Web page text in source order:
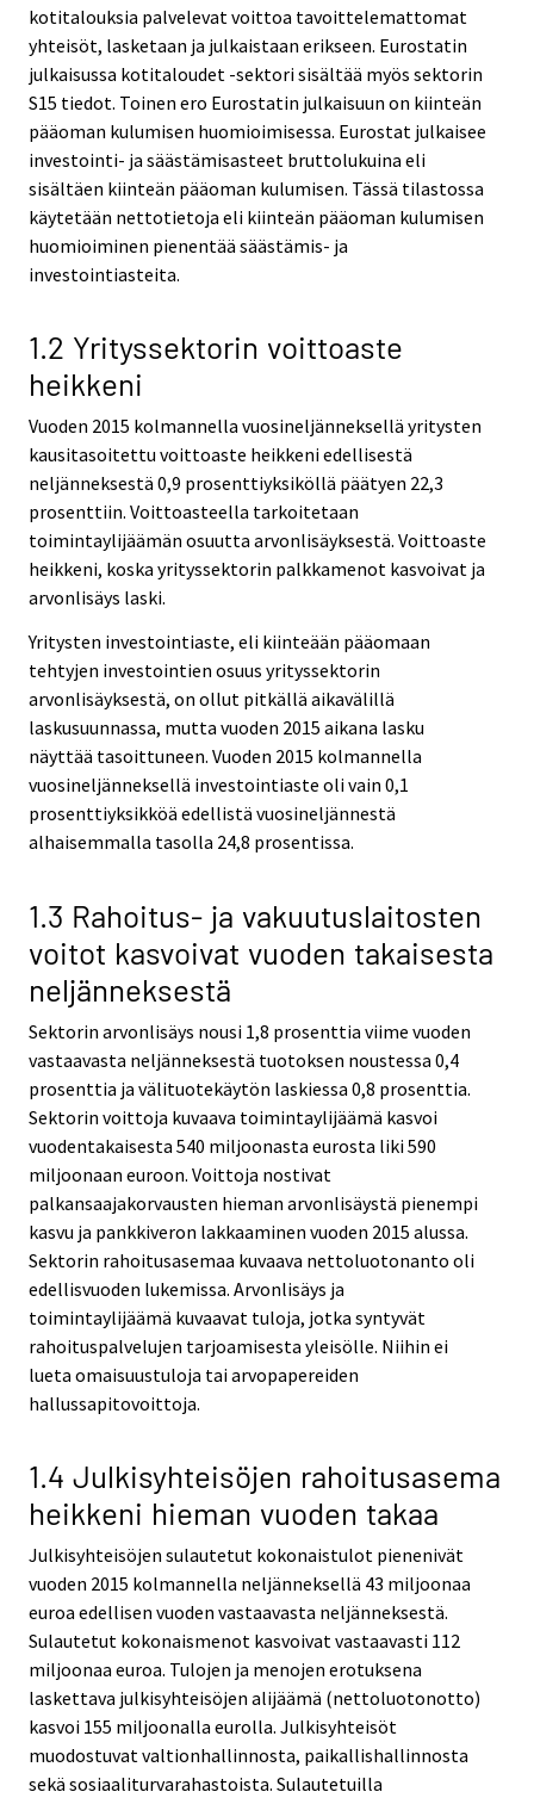
kotitalouksia palvelevat voittoa tavoittelemattomat
yhteisöt, lasketaan ja julkaistaan erikseen. Eurostatin
julkaisussa kotitaloudet -sektori sisältää myös sektorin
S15 tiedot. Toinen ero Eurostatin julkaisuun on kiinteän
pääoman kulumisen huomioimisessa. Eurostat julkaisee
investointi- ja säästämisasteet bruttolukuina eli
sisältäen kiinteän pääoman kulumisen. Tässä tilastossa
käytetään nettotietoja eli kiinteän pääoman kulumisen
huomioiminen pienentää säästämis- ja
investointiasteita.
1.2 Yrityssektorin voittoaste
heikkeni
Vuoden 2015 kolmannella vuosineljänneksellä yritysten
kausitasoitettu voittoaste heikkeni edellisestä
neljänneksestä 0,9 prosenttiyksiköllä päätyen 22,3
prosenttiin. Voittoasteella tarkoitetaan
toimintaylijäämän osuutta arvonlisäyksestä. Voittoaste
heikkeni, koska yrityssektorin palkkamenot kasvoivat ja
arvonlisäys laski.
Yritysten investointiaste, eli kiinteään pääomaan
tehtyjen investointien osuus yrityssektorin
arvonlisäyksestä, on ollut pitkällä aikavälillä
laskusuunnassa, mutta vuoden 2015 aikana lasku
näyttää tasoittuneen. Vuoden 2015 kolmannella
vuosineljänneksellä investointiaste oli vain 0,1
prosenttiyksikköä edellistä vuosineljännestä
alhaisemmalla tasolla 24,8 prosentissa.
1.3 Rahoitus- ja vakuutuslaitosten
voitot kasvoivat vuoden takaisesta
neljänneksestä
Sektorin arvonlisäys nousi 1,8 prosenttia viime vuoden
vastaavasta neljänneksestä tuotoksen noustessa 0,4
prosenttia ja välituotekäytön laskiessa 0,8 prosenttia.
Sektorin voittoja kuvaava toimintaylijäämä kasvoi
vuodentakaisesta 540 miljoonasta eurosta liki 590
miljoonaan euroon. Voittoja nostivat
palkansaajakorvausten hieman arvonlisäystä pienempi
kasvu ja pankkiveron lakkaaminen vuoden 2015 alussa.
Sektorin rahoitusasemaa kuvaava nettoluotonanto oli
edellisvuoden lukemissa. Arvonlisäys ja
toimintaylijäämä kuvaavat tuloja, jotka syntyvät
rahoituspalvelujen tarjoamisesta yleisölle. Niihin ei
lueta omaisuustuloja tai arvopapereiden
hallussapitovoittoja.
1.4 Julkisyhteisöjen rahoitusasema
heikkeni hieman vuoden takaa
Julkisyhteisöjen sulautetut kokonaistulot pienenivät
vuoden 2015 kolmannella neljänneksellä 43 miljoonaa
euroa edellisen vuoden vastaavasta neljänneksestä.
Sulautetut kokonaismenot kasvoivat vastaavasti 112
miljoonaa euroa. Tulojen ja menojen erotuksena
laskettava julkisyhteisöjen alijäämä (nettoluotonotto)
kasvoi 155 miljoonalla eurolla. Julkisyhteisöt
muodostuvat valtionhallinnosta, paikallishallinnosta
sekä sosiaaliturvarahastoista. Sulautetuilla